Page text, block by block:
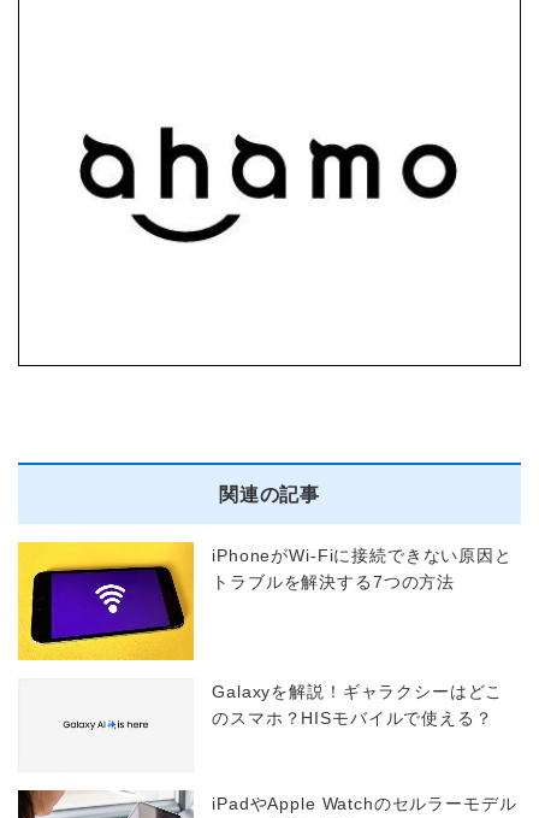
関連の記事
iPhoneがWi-Fiに接続できない原因と
トラブルを解決する7つの方法
Galaxyを解説！ギャラクシーはどこ
のスマホ？HISモバイルで使える？
iPadやApple Watchのセルラーモデル